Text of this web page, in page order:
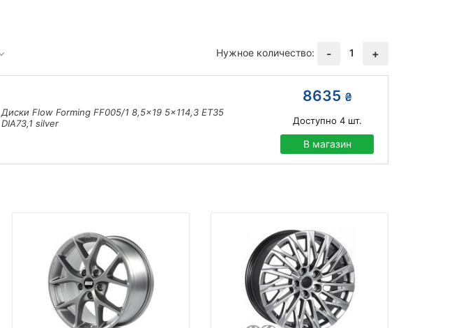
Нужное количество: - 1 +
Диски Flow Forming FF005/1 8,5x19 5x114,3 ET35
DIA73,1 silver
8635 ₴
Доступно 4шт.
В магазин